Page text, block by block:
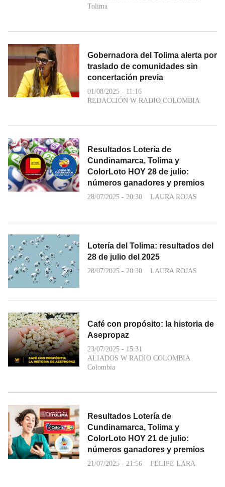
Tolima
Gobernadora del Tolima alerta por
traslado de comunidades sin
concertación previa
01/08/2025 - 11:16
REDACCIÓN W RADIO COLOMBIA
Resultados Lotería de
Cundinamarca, Tolima y
ColorLoto HOY 28 de julio:
números ganadores y premios
28/07/2025 - 20:30 LAURA ROJAS
Lotería del Tolima: resultados del
28 de julio del 2025
28/07/2025 - 20:30 LAURA ROJAS
Café con propósito: la historia de
Asepropaz
23/07/2025 - 15:31
ALIADOS W RADIO COLOMBIA
Colombia
Resultados Lotería de
Cundinamarca, Tolima y
ColorLoto HOY 21 de julio:
números ganadores y premios
21/07/2025 - 21:56 FELIPE LARA